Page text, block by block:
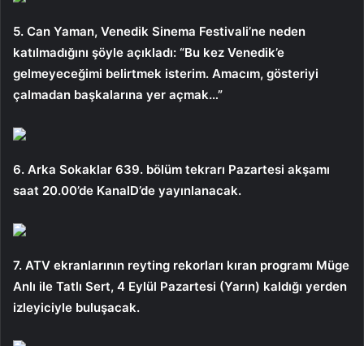
5. Can Yaman, Venedik Sinema Festivali’ne neden
katılmadığını şöyle açıkladı: “Bu kez Venedik’e
gelmeyeceğimi belirtmek isterim. Amacım, gösteriyi
çalmadan başkalarına yer açmak…”
6. Arka Sokaklar 639. bölüm tekrarı Pazartesi akşamı
saat 20.00’de KanalD’de yayınlanacak.
7. ATV ekranlarının reyting rekorları kıran programı Müge
Anlı ile Tatlı Sert, 4 Eylül Pazartesi (Yarın) kaldığı yerden
izleyiciyle buluşacak.